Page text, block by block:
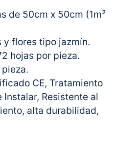
de 50cm x 50cm (1m²
y flores tipo jazmín.
hojas por pieza.
CE, Tratamiento
Resistente al
alta durabilidad,